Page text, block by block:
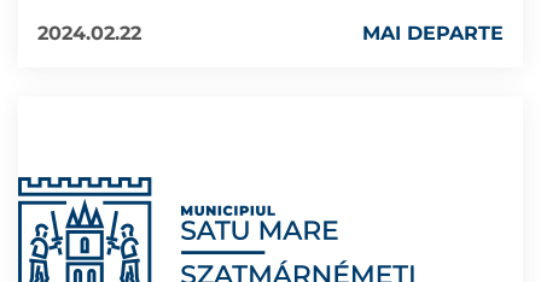
2024.02.22
MAI DEPARTE